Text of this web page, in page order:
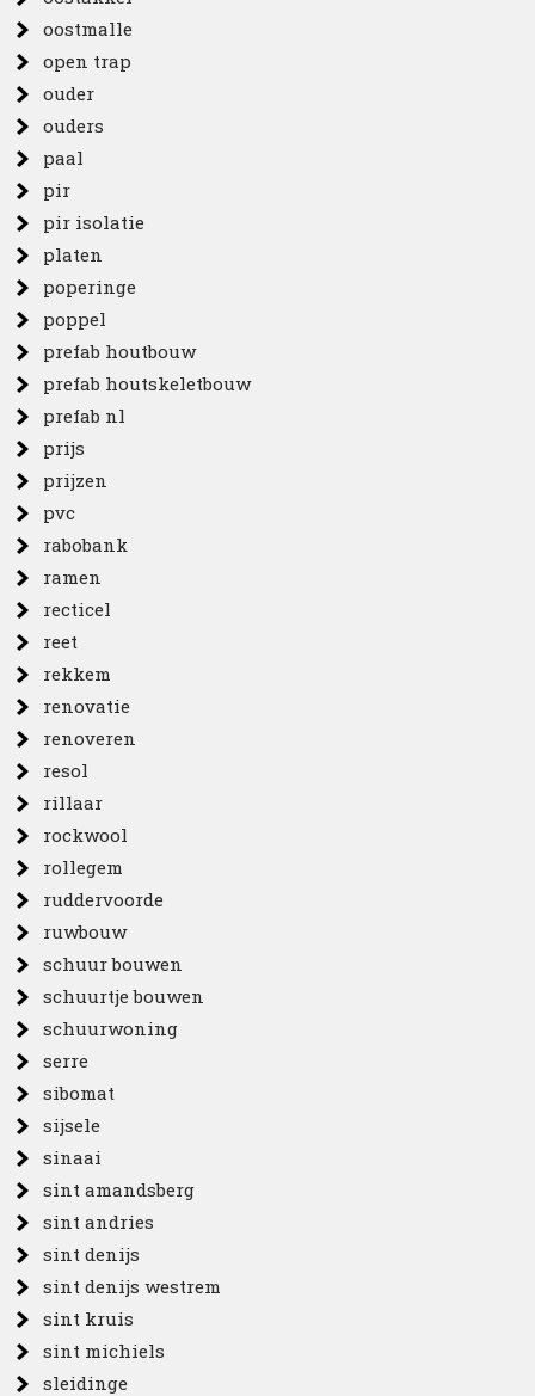
oostmalle
open trap
ouder
ouders
paal
pir
pir isolatie
platen
poperinge
poppel
prefab houtbouw
prefab houtskeletbouw
prefab nl
prijs
prijzen
pvc
rabobank
ramen
recticel
reet
rekkem
renovatie
renoveren
resol
rillaar
rockwool
rollegem
ruddervoorde
ruwbouw
schuur bouwen
schuurtje bouwen
schuurwoning
serre
sibomat
sijsele
sinaai
sint amandsberg
sint andries
sint denijs
sint denijs westrem
sint kruis
sint michiels
sleidinge